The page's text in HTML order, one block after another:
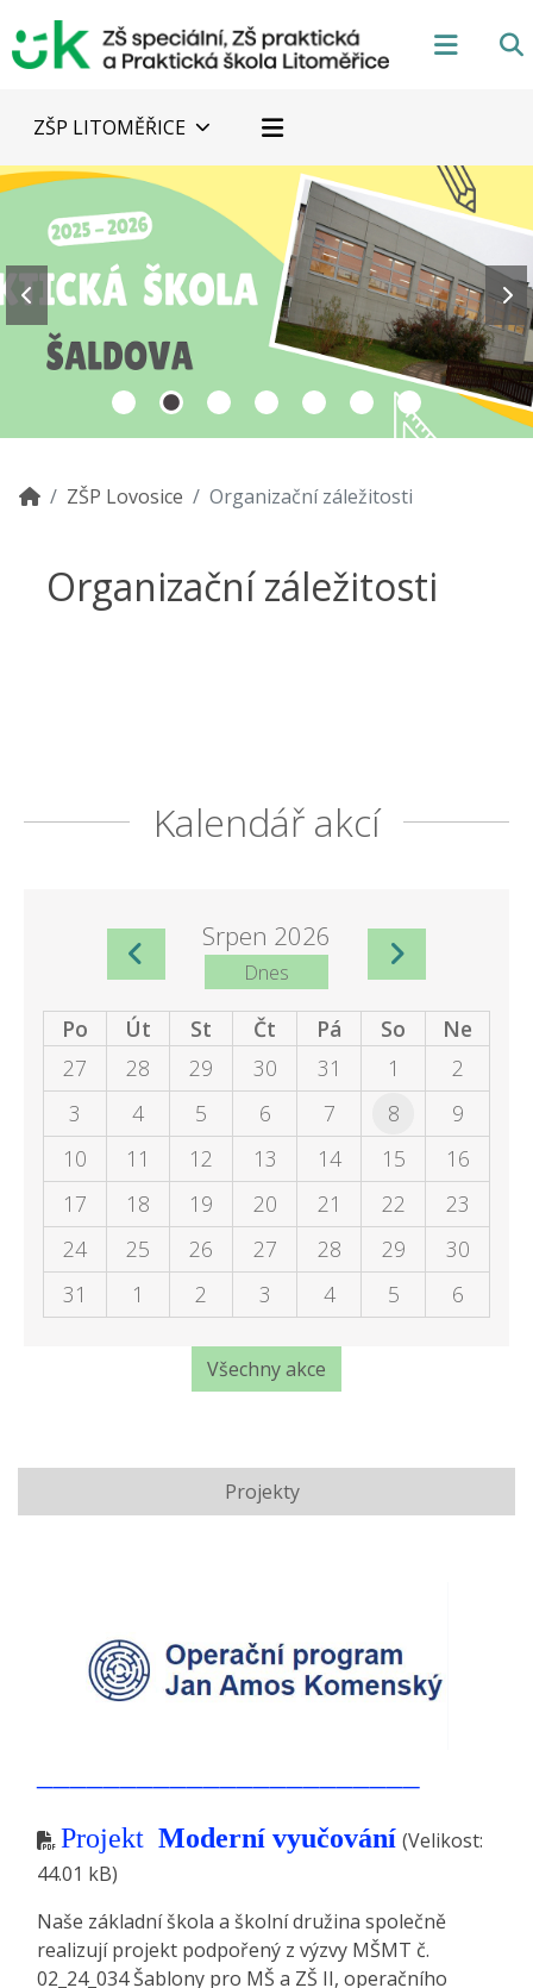
ZŠP LITOMĚŘICE
ZŠP Lovosice Organizační záležitosti
Organizační záležitosti
Kalendář akcí
Srpen 2026
Dnes
Po Út St Čt Pá So
Ne
27
28 29 30 31 1
2
3
4 5 6 7 8
9
10
11 12 13 14 15
16
17
18 19 20 21 22
23
24
25 26 27 28 29
30
31
1 2 3 4 5 6
Všechny akce
Projekty
Projekt Moderní vyučování (Velikost:
44.01 kB)
Naše základní škola a školní družina společně
realizují projekt podpořený z výzvy MŠMT č.
02_24_034 Šablony pro MŠ a ZŠ II, operačního